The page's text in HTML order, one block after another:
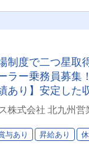
制度で二つ星取
ラー乗務員募集
あり】安定した
行管理も徹底
でしっかり休め
株式会社 北九州営
与あり 昇給あり